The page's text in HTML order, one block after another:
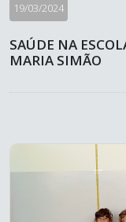
19/03/2024
SAÚDE NA
MARIA SIMÃO